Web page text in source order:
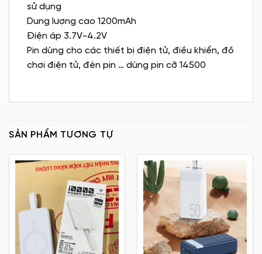
sử dụng
Dung lượng cao 1200mAh
Điện áp 3.7V-4.2V
Pin dùng cho các thiết bị điện tử, điều khiển, đồ
chơi điện tử, đèn pin … dùng pin cỡ 14500
SẢN PHẨM TƯƠNG TỰ